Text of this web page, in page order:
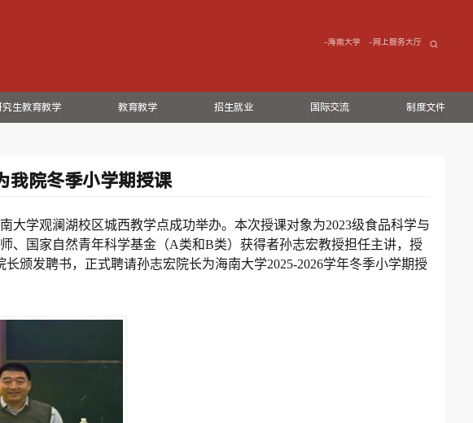
-海南大学 -网上服务大厅
究生教育教学 教育教学 招生就业 国际交流 制度文件
我院冬季小学期授课
大学观澜湖校区城西教学点成功举办。本次授课对象为2023级食品科学与
、国家自然青年科学基金（A类和B类）获得者孙志宏教授担任主讲，授
颁发聘书，正式聘请孙志宏院长为海南大学2025-2026学年冬季小学期授